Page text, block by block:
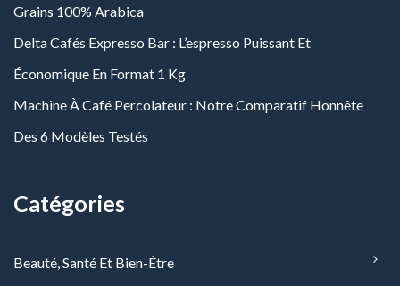
Grains 100% Arabica
Delta Cafés Expresso Bar : L’espresso Puissant Et
Économique En Format 1 Kg
Machine À Café Percolateur : Notre Comparatif Honnête
Des 6 Modèles Testés
Catégories
Beauté, Santé Et Bien-Être